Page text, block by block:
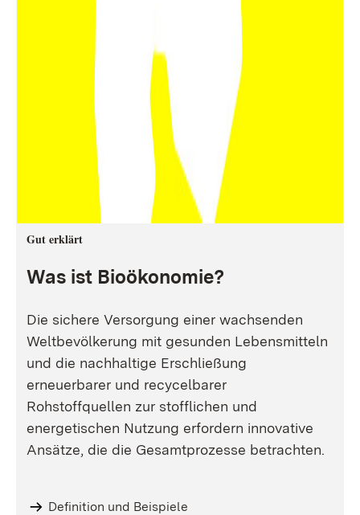
Gut erklärt
Was ist Bioökonomie?
Die sichere Versorgung einer wachsenden
Weltbevölkerung mit gesunden Lebensmitteln
und die nachhaltige Erschließung
erneuerbarer und recycelbarer
Rohstoffquellen zur stofflichen und
energetischen Nutzung erfordern innovative
Ansätze, die die Gesamtprozesse betrachten.
Definition und Beispiele